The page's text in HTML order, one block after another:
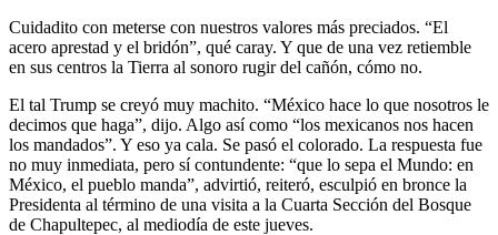
Cuidadito con meterse con nuestros valores más preciados. “El
acero aprestad y el bridón”, qué caray. Y que de una vez retiemble
en sus centros la Tierra al sonoro rugir del cañón, cómo no.
El tal Trump se creyó muy machito. “México hace lo que nosotros le
decimos que haga”, dijo. Algo así como “los mexicanos nos hacen
los mandados”. Y eso ya cala. Se pasó el colorado. La respuesta fue
no muy inmediata, pero sí contundente: “que lo sepa el Mundo: en
México, el pueblo manda”, advirtió, reiteró, esculpió en bronce la
Presidenta al término de una visita a la Cuarta Sección del Bosque
de Chapultepec, al mediodía de este jueves.